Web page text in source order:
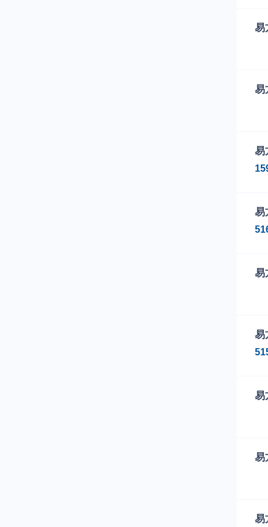
易
易
易
易
易
易
易
易
易